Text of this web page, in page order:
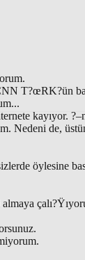
T?œRK?ün
kayıyor.
Nedeni de,
öylesine